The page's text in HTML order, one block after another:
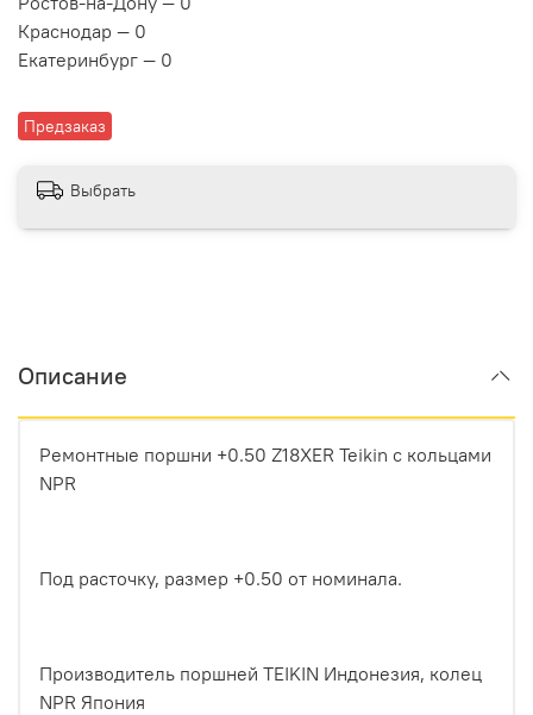
Предзаказ
Краснодар — 0
Екатеринбург — 0
Выбрать
Описание
Ремонтные поршни +0.50 Z18XER Teikin с кольцами
NPR
Под расточку, размер +0.50 от номинала.
Производитель поршней TEIKIN Индонезия, колец
NPR Япония